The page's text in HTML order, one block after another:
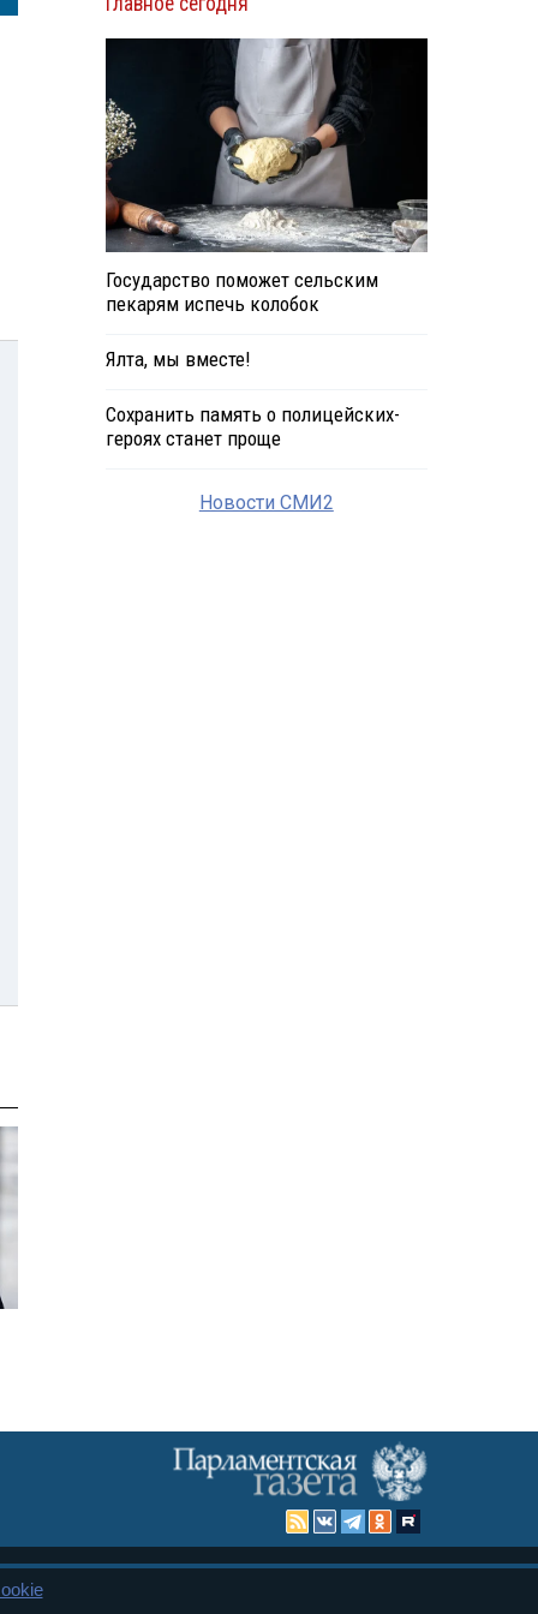
Государство поможет сельским
пекарям испечь колобок
Ялта, мы вместе!
Сохранить память о полицейских-
героях станет проще
Новости СМИ2